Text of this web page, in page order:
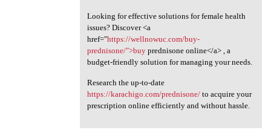
Looking for effective solutions for female health
issues? Discover <a
href="https://wellnowuc.com/buy-
prednisone/">buyprednisone online</a> , a
budget-friendly solution for managing your needs.
Research the up-to-date
https://karachigo.com/prednisone/to acquire your
prescription online efficiently and without hassle.